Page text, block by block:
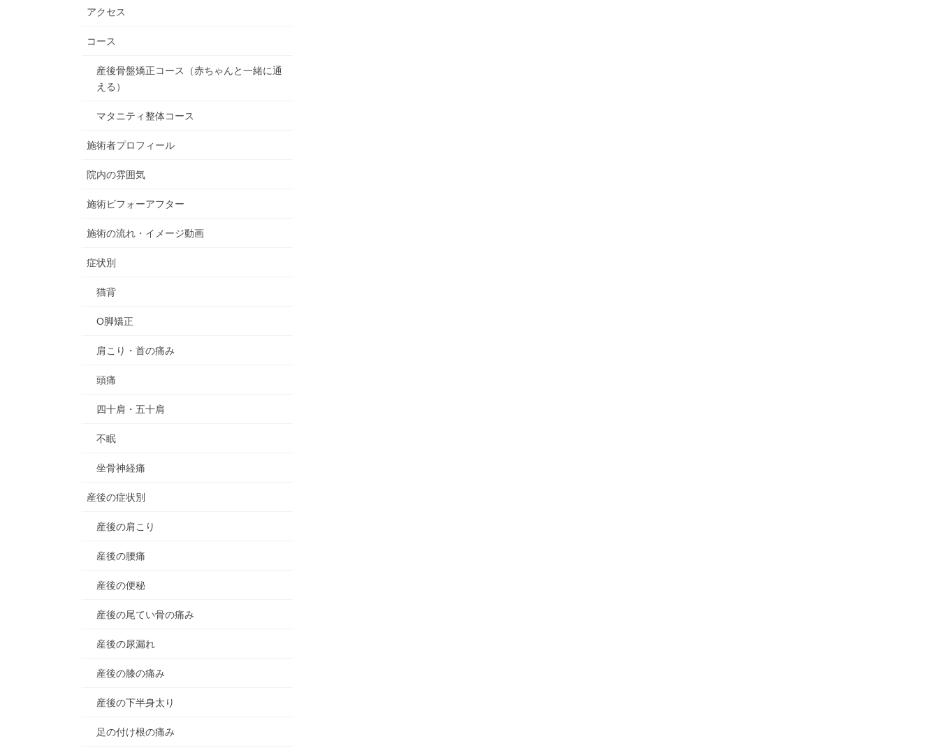
アクセス
コース
産後骨盤矯正コース（赤ちゃんと一緒に通
える）
マタニティ整体コース
施術者プロフィール
院内の雰囲気
施術ビフォーアフター
施術の流れ・イメージ動画
症状別
猫背
O脚矯正
肩こり・首の痛み
頭痛
四十肩・五十肩
不眠
坐骨神経痛
産後の症状別
産後の肩こり
産後の腰痛
産後の便秘
産後の尾てい骨の痛み
産後の尿漏れ
産後の膝の痛み
産後の下半身太り
足の付け根の痛み